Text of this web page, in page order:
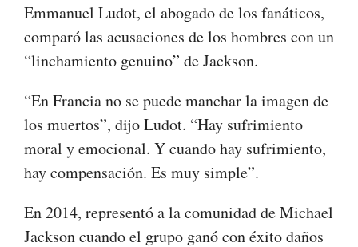
Emmanuel Ludot, el abogado de los fanáticos,
comparó las acusaciones de los hombres con un
“linchamiento genuino” de Jackson.
“En Francia no se puede manchar la imagen de
los muertos”, dijo Ludot. “Hay sufrimiento
moral y emocional. Y cuando hay sufrimiento,
hay compensación. Es muy simple”.
En 2014, representó a la comunidad de Michael
Jackson cuando el grupo ganó con éxito daños